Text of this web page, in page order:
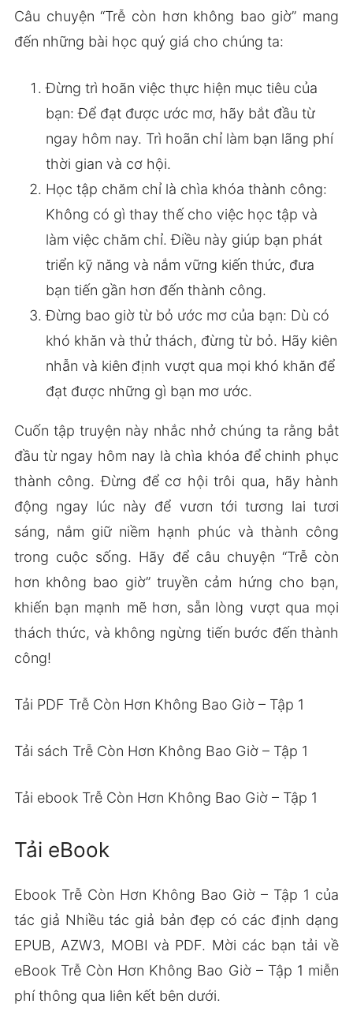
Câu chuyện “Trễ còn hơn không bao giờ” mang
đến những bài học quý giá cho chúng ta:
Đừng trì hoãn việc thực hiện mục tiêu của
bạn: Để đạt được ước mơ, hãy bắt đầu từ
ngay hôm nay. Trì hoãn chỉ làm bạn lãng phí
thời gian và cơ hội.
Học tập chăm chỉ là chìa khóa thành công:
Không có gì thay thế cho việc học tập và
làm việc chăm chỉ. Điều này giúp bạn phát
triển kỹ năng và nắm vững kiến thức, đưa
bạn tiến gần hơn đến thành công.
Đừng bao giờ từ bỏ ước mơ của bạn: Dù có
khó khăn và thử thách, đừng từ bỏ. Hãy kiên
nhẫn và kiên định vượt qua mọi khó khăn để
đạt được những gì bạn mơ ước.
Cuốn tập truyện này nhắc nhở chúng ta rằng bắt
đầu từ ngay hôm nay là chìa khóa để chinh phục
thành công. Đừng để cơ hội trôi qua, hãy hành
động ngay lúc này để vươn tới tương lai tươi
sáng, nắm giữ niềm hạnh phúc và thành công
trong cuộc sống. Hãy để câu chuyện “Trễ còn
hơn không bao giờ” truyền cảm hứng cho bạn,
khiến bạn mạnh mẽ hơn, sẵn lòng vượt qua mọi
thách thức, và không ngừng tiến bước đến thành
công!
Tải PDF Trễ Còn Hơn Không Bao Giờ – Tập 1
Tải sách Trễ Còn Hơn Không Bao Giờ – Tập 1
Tải ebook Trễ Còn Hơn Không Bao Giờ – Tập 1
Tải eBook
Ebook Trễ Còn Hơn Không Bao Giờ – Tập 1 của
tác giả Nhiều tác giả bản đẹp có các định dạng
EPUB, AZW3, MOBI và PDF. Mời các bạn tải về
eBook Trễ Còn Hơn Không Bao Giờ – Tập 1 miễn
phí thông qua liên kết bên dưới.